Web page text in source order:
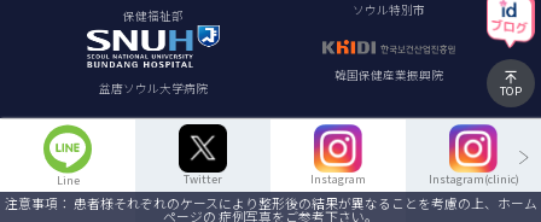
Line Twitter Instagram Instagram(clinic)
保健福祉部 ソウル特別市
盆唐ソウル大学病院
韓国保健産業振興院
TOP
注意事項： 患者様それぞれのケースにより整形後の結果が異なることを考慮の上、ホーム
ページの 症例写真をご参考下さい。